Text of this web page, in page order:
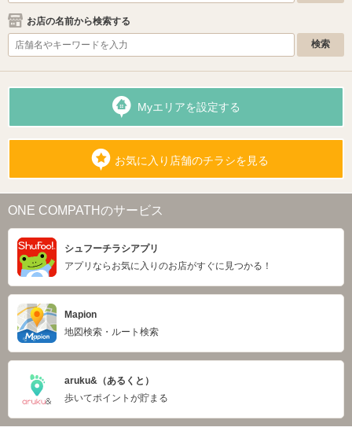
お店の名前から検索する
Myエリアを設定する
お気に入り店舗のチラシを見る
ONE COMPATHのサービス
シュフーチラシアプリ
アプリならお気に入りのお店がすぐに見つかる！
Mapion
地図検索・ルート検索
aruku&（あるくと）
歩いてポイントが貯まる